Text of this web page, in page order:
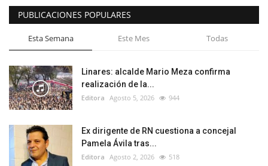
PUBLICACIONES POPULARES
Esta Semana Este Mes Todas
Linares: alcalde Mario Meza confirma
realización de la...
Editora Agosto 5, 2026 944
Ex dirigente de RN cuestiona a concejal
Pamela Ávila tras...
Editora Agosto 2, 2026 518